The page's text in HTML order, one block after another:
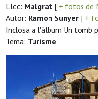
Lloc: Malgrat [ + fotos de
Autor: Ramon Sunyer [ +
Inclosa a l'àlbum Un tomb
Tema: Turisme